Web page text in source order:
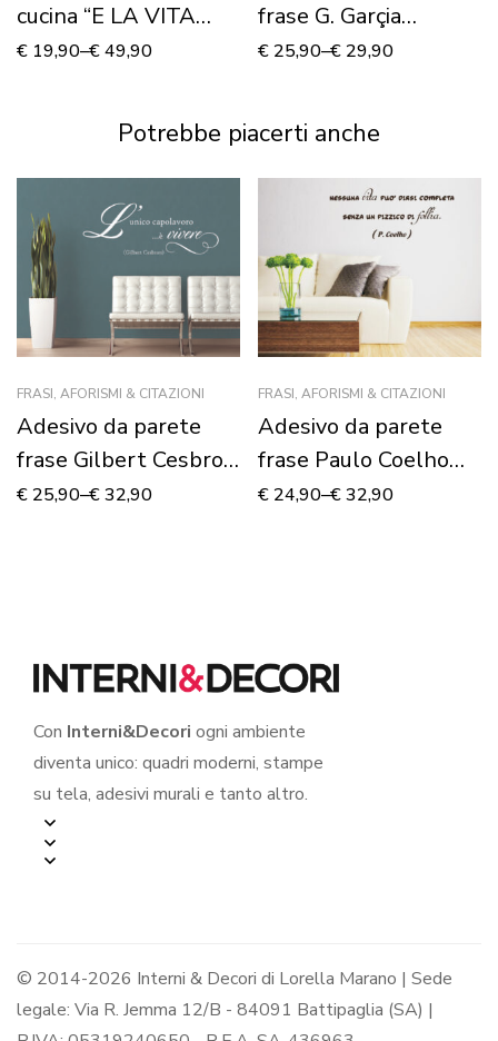
cucina “E LA VITA
COMINCIÒ”
€ 19,90–€49,90
frase G. Garçia
Marquez “TI AMO
€ 25,90–€ 29,90
Potrebbe piacerti anche
FRASI, AFORISMI & CITAZIONI
Adesivo da parete
frase Gilbert Cesbron
“L’UNICO
€ 25,90–€32,90
FRASI, AFORISMI & CITAZIONI
Adesivo da parete
frase Paulo Coelho
“NESSUNA VITA
€ 24,90–€32,90
Con Interni&Decori ogni ambiente
diventa unico: quadri moderni, stampe
su tela, adesivi murali e tanto altro.
© 2014-2026 Interni & Decori di Lorella Marano | Sede
legale: Via R. Jemma 12/B - 84091 Battipaglia (SA) |